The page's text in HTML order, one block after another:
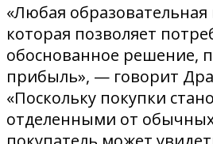
«Любая
которая позволяет
обоснованное решение,
прибыль», — говорит
«Поскольку покупки
отделенными от